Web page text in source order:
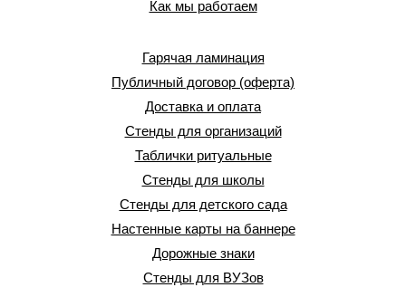
Как мы работаем
Гарячая ламинация
Публичный договор (оферта)
Доставка и оплата
Стенды для организаций
Таблички ритуальные
Стенды для школы
Стенды для детского сада
Настенные карты на баннере
Дорожные знаки
Стенды для ВУЗов